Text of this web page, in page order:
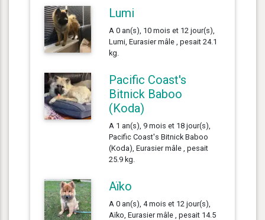
Lumi
A 0 an(s), 10 mois et 12 jour(s),
Lumi, Eurasier mâle , pesait 24.1
kg.
Pacific Coast's
Bitnick Baboo
(Koda)
A 1 an(s), 9 mois et 18 jour(s),
Pacific Coast's Bitnick Baboo
(Koda), Eurasier mâle , pesait
25.9 kg.
Aïko
A 0 an(s), 4 mois et 12 jour(s),
Aïko, Eurasier mâle , pesait 14.5